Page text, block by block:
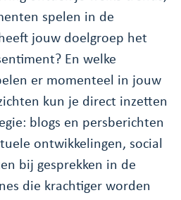
spelen in de
jouw doelgroep het
En welke
er momenteel in jouw
kun je direct inzetten
blogs en persberichten
ontwikkelingen, social
bij gesprekken in de
die krachtiger worden